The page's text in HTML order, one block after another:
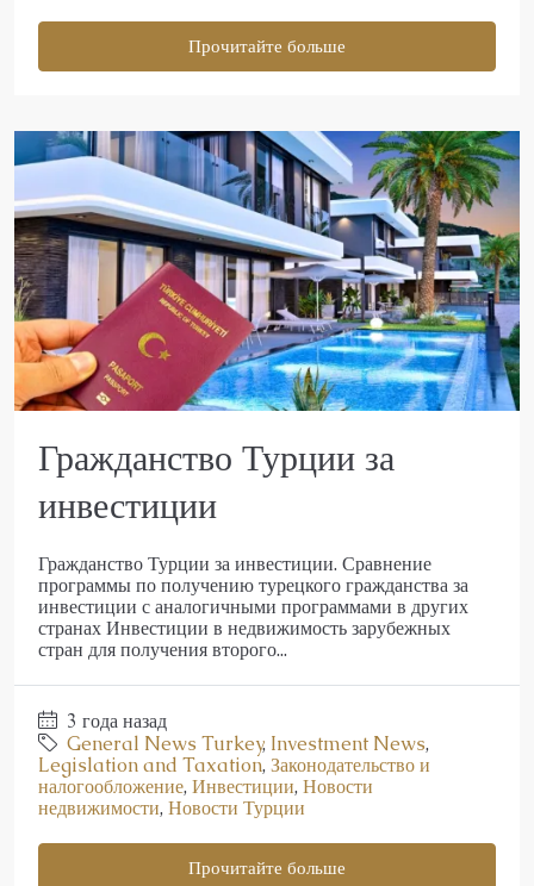
Прочитайте больше
Гражданство Турции за
инвестиции
Гражданство Турции за инвестиции. Сравнение
программы по получению турецкого гражданства за
инвестиции с аналогичными программами в других
странах Инвестиции в недвижимость зарубежных
стран для получения второго...
3 года назад
General News Turkey, Investment News,
Legislation and Taxation, Законодательство и
налогообложение, Инвестиции, Новости
недвижимости, Новости Турции
Прочитайте больше